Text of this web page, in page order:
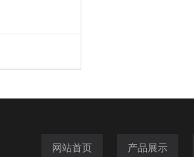
网站首页 产品展示